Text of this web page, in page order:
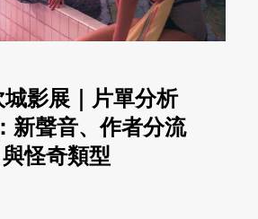
城影展｜片單分析
新聲音、作者分流
與怪奇類型